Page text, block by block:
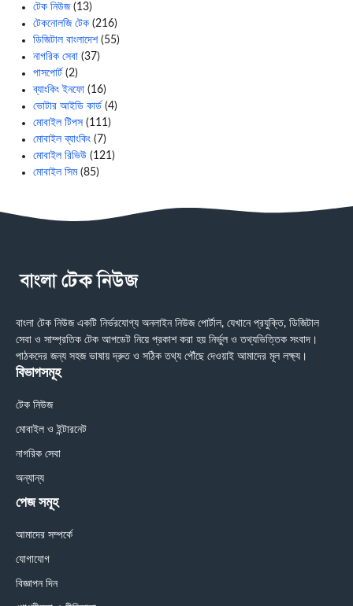
টেক নিউজ(13)
টেকনোলজি টেক (216)
ডিজিটাল বাংলাদেশ(55)
নাগরিক সেবা (37)
পাসপোর্ট (2)
ব্যাংকিং ইনফো (16)
ভোটার আইডি কার্ড (4)
মোবাইল টিপস (111)
মোবাইল ব্যাংকিং (7)
মোবাইল রিভিউ (121)
মোবাইল সিম(85)
বাংলা টেক নিউজ একটি নির্ভরযোগ্য অনলাইন নিউজ পোর্টাল, যেখানে প্রযুক্তি, ডিজিটাল
সেবা ও সাম্প্রতিক টেক আপডেট নিয়ে প্রকাশ করা হয় নির্ভুল ও তথ্যভিত্তিক সংবাদ।
পাঠকদের জন্য সহজ ভাষায় দ্রুত ও সঠিক তথ্য পৌঁছে দেওয়াই আমাদের মূল লক্ষ্য।
বিভাগসমূহ
টেক নিউজ
মোবাইল ও ইন্টারনেট
নাগরিক সেবা
অন্যান্য
পেজ সমূহ
আমাদের সম্পর্কে
যোগাযোগ
বিজ্ঞাপন দিন